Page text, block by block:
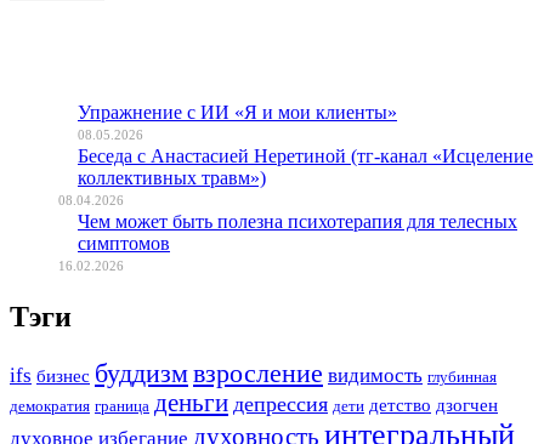
Упражнение с ИИ «Я и мои клиенты»
08.05.2026
Беседа с Анастасией Неретиной (тг-канал «Исцеление
коллективных травм»)
08.04.2026
Чем может быть полезна психотерапия для телесных
симптомов
16.02.2026
Тэги
ifs бизнес буддизмвзросление видимость глубинная
демократия граница деньги депрессия дети детство дзогчен
духовное избегание духовность интегральный